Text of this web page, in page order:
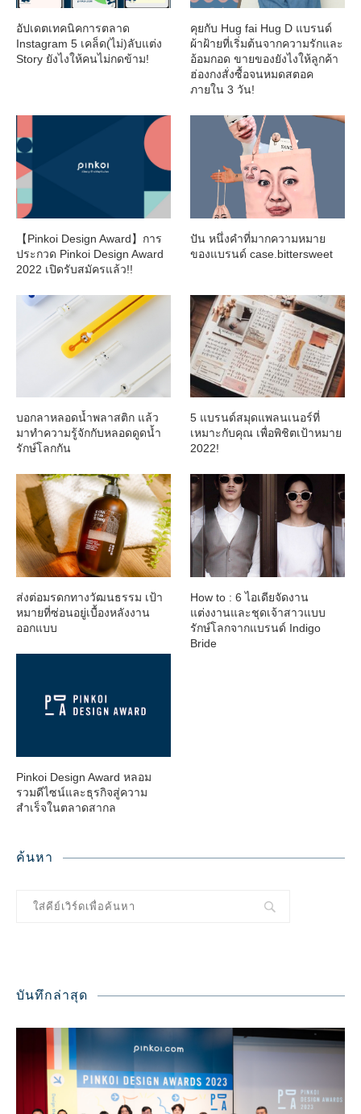
อัปเดตเทคนิคการตลาด
Instagram 5 เคล็ด(ไม่)ลับแต่ง
Story ยังไงให้คนไม่กดข้าม!
คุยกับ Hug fai Hug D แบรนด์
ผ้าฝ้ายที่เริ่มต้นจากความรักและ
อ้อมกอด ขายของยังไงให้ลูกค้า
ฮ่องกงสั่งซื้อจนหมดสตอค
ภายใน 3 วัน!
【Pinkoi Design Award】การ
ประกวด Pinkoi Design Award
2022 เปิดรับสมัครแล้ว!!
ปัน หนึ่งคำที่มากความหมาย
ของแบรนด์ case.bittersweet
บอกลาหลอดน้ำพลาสติก แล้ว
มาทำความรู้จักกับหลอดดูดน้ำ
รักษ์โลกกัน
5 แบรนด์สมุดแพลนเนอร์ที่
เหมาะกับคุณ เพื่อพิชิตเป้าหมาย
2022!
ส่งต่อมรดกทางวัฒนธรรม เป้า
หมายที่ซ่อนอยู่เบื้องหลังงาน
ออกแบบ
How to : 6 ไอเดียจัดงาน
แต่งงานและชุดเจ้าสาวแบบ
รักษ์โลกจากแบรนด์ Indigo
Bride
Pinkoi Design Award หลอม
รวมดีไซน์และธุรกิจสู่ความ
สำเร็จในตลาดสากล
ค้นหา
บันทึกล่าสุด